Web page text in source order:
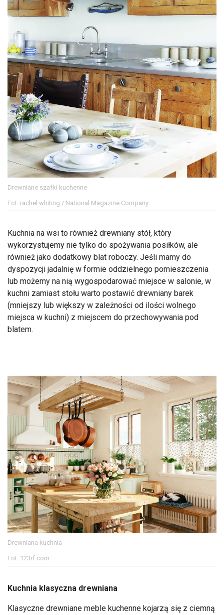
Drewniane szafki kuchenne
Fot. rachel whiting / National Magazine Company
Kuchnia na wsi to również drewniany stół, który
wykorzystujemy nie tylko do spożywania posiłków, ale
również jako dodatkowy blat roboczy. Jeśli mamy do
dyspozycji jadalnię w formie oddzielnego pomieszczenia
lub możemy na nią wygospodarować miejsce w salonie, w
kuchni zamiast stołu warto postawić drewniany barek
(mniejszy lub większy w zależności od ilości wolnego
miejsca w kuchni) z miejscem do przechowywania pod
blatem.
Drewniana kuchnia
Fot. 123rf.com
Kuchnia klasyczna drewniana
Klasyczne drewniane meble kuchenne kojarzą się z ciemną